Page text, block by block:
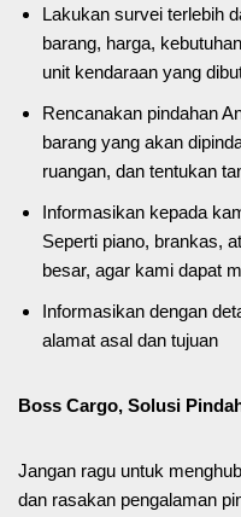
Lakukan survei terlebih
barang, harga,
unit kendaraan yang
Rencanakan pindahan
barang yang akan
ruangan, dan tentukan
Informasikan kepada
Seperti piano, brankas,
besar, agar kami dapat
Informasikan dengan
alamat asal dan tujuan
Boss Cargo, Solusi
Jangan ragu untuk
dan rasakan pengalaman